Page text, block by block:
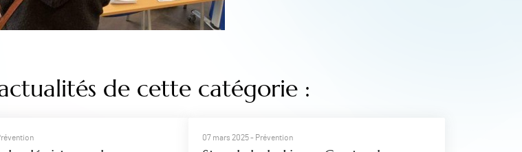
de cette catégorie :
07 mars 2025- Prévention